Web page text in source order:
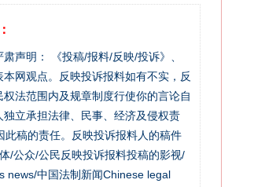
声明： 《投稿/报料/反映/投诉》、
网观点。反映投诉报料如有不实，反
法范围内及规章制度行使你的言论自
立承担法律、民事、经济及侵权责
稿的责任。反映投诉报料人的稿件
/公众/公民反映投诉报料投稿的影视/
news/中国法制新闻Chinese legal